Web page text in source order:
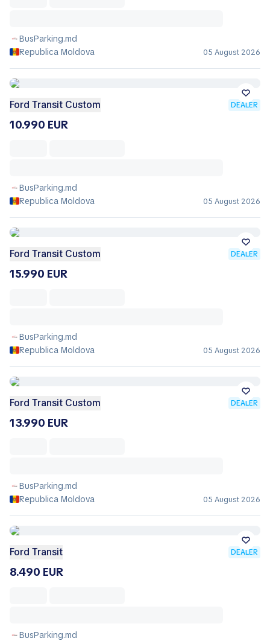
BusParking.md
Republica Moldova
05 August 2026
Ford Transit Custom DEALER
10.990 EUR
BusParking.md
Republica Moldova
05 August 2026
Ford Transit Custom DEALER
15.990 EUR
BusParking.md
Republica Moldova
05 August 2026
Ford Transit Custom DEALER
13.990 EUR
BusParking.md
Republica Moldova
05 August 2026
Ford Transit DEALER
8.490 EUR
BusParking.md